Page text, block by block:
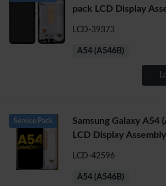
pack LCD Display
LCD-39373
A54 (A546B)
Service Pack
Samsung Galaxy A54
LCD Display
LCD-42596
A54 (A546B)